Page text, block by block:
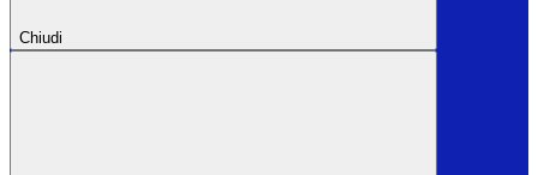
Chiudi